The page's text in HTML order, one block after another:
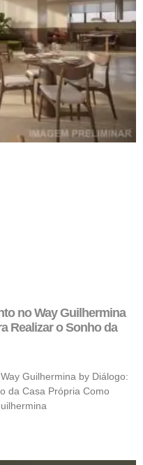
no Way Guilhermina
Realizar o Sonho da
Guilhermina by Diálogo:
da Casa Própria Como